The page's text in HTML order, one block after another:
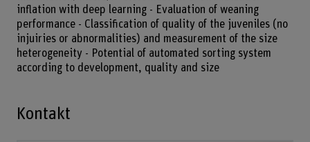
inflation with deep learning - Evaluation of weaning
performance - Classification of quality of the juveniles (no
injuiries or abnormalities) and measurement of the size
heterogeneity - Potential of automated sorting system
according to development, quality and size
Kontakt